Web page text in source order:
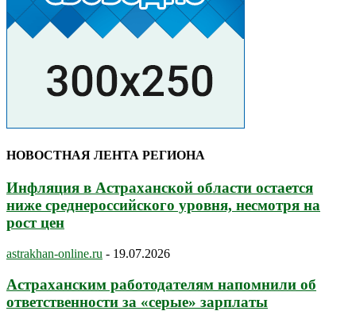
НОВОСТНАЯ ЛЕНТА РЕГИОНА
Инфляция в Астраханской области остается
ниже среднероссийского уровня, несмотря на
рост цен
astrakhan-online.ru - 19.07.2026
Астраханским работодателям напомнили об
ответственности за «серые» зарплаты